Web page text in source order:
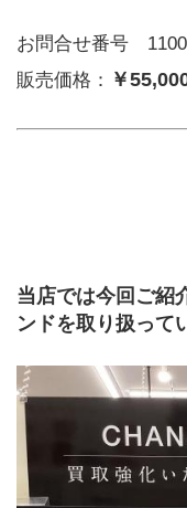
お問合せ番号
販売価格： ￥
当店では今回ご紹
ンドを取り扱って